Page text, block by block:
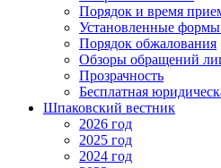
Порядок и время
Установленные
Порядок обжалования
Обзоры обращений
Прозрачность
Бесплатная
Шпаковский вестник
2026 год
2025 год
2024 год